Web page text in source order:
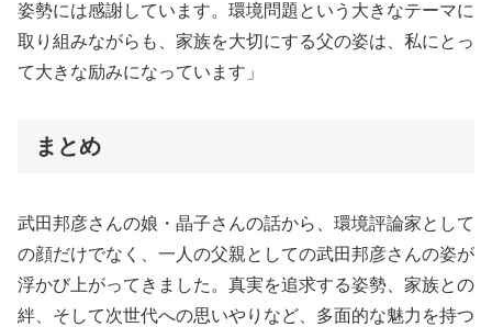
姿勢には感謝しています。環境問題という大きなテーマに
取り組みながらも、家族を大切にする父の姿は、私にとっ
て大きな励みになっています」
まとめ
武田邦彦さんの娘・晶子さんの話から、環境評論家として
の顔だけでなく、一人の父親としての武田邦彦さんの姿が
浮かび上がってきました。真実を追求する姿勢、家族との
絆、そして次世代への思いやりなど、多面的な魅力を持つ